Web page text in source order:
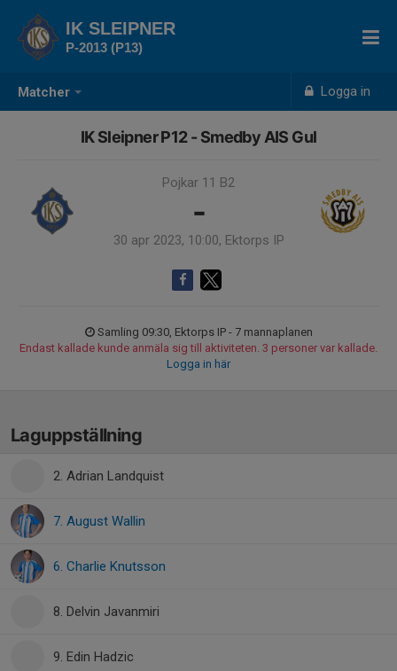
Matcher Logga in
IK SLEIPNER
P-2013 (P13)
IK Sleipner P12 - Smedby AIS Gul
Pojkar 11 B2
-
30 apr 2023, 10:00, Ektorps IP
Samling 09:30, Ektorps IP - 7 mannaplanen
Endast kallade kunde anmäla sig till aktiviteten. 3 personer var kallade.
Logga in här
Laguppställning
2. Adrian Landquist
7. August Wallin
6. Charlie Knutsson
8. Delvin Javanmiri
9. Edin Hadzic